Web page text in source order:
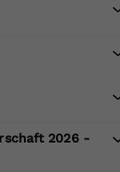
2026 -